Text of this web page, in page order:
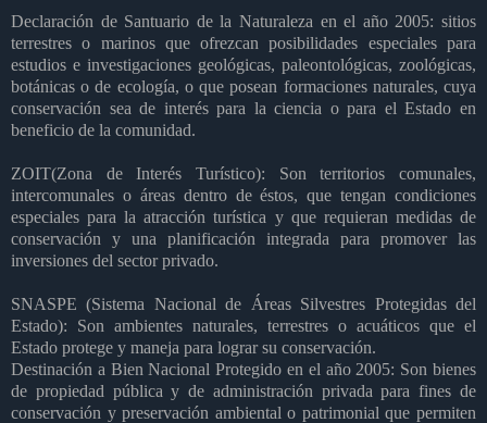
Declaración de Santuario de la Naturaleza en el año 2005: sitios
terrestres o marinos que ofrezcan posibilidades especiales para
estudios e investigaciones geológicas, paleontológicas, zoológicas,
botánicas o de ecología, o que posean formaciones naturales, cuya
conservación sea de interés para la ciencia o para el Estado en
beneficio de la comunidad.
ZOIT(Zona de Interés Turístico): Son territorios comunales,
intercomunales o áreas dentro de éstos, que tengan condiciones
especiales para la atracción turística y que requieran medidas de
conservación y una planificación integrada para promover las
inversiones del sector privado.
SNASPE (Sistema Nacional de Áreas Silvestres Protegidas del
Estado): Son ambientes naturales, terrestres o acuáticos que el
Estado protege y maneja para lograr su conservación.
Destinación a Bien Nacional Protegido en el año 2005: Son bienes
de propiedad pública y de administración privada para fines de
conservación y preservación ambiental o patrimonial que permiten